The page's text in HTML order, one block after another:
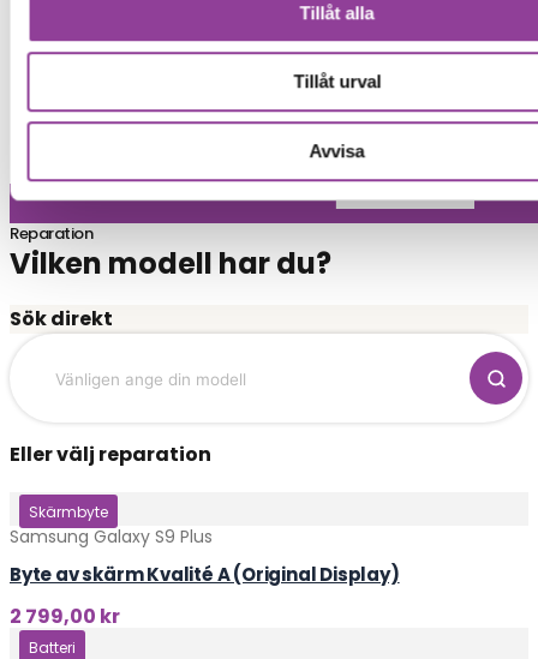
Tillåt alla
Tillåt urval
Avvisa
Reparation
Vilken modell har du?
Sök direkt
Eller välj reparation
Klicka här
Skärmbyte
Samsung Galaxy S9 Plus
Byte av skärm Kvalité A (Original Display)
2 799,00 kr
Klicka här
Batteri